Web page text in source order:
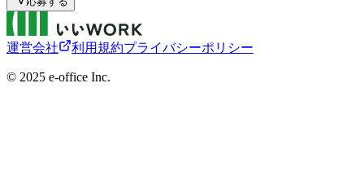
運営会社 利用規約プライバシーポリシー
©︎ 2025 e-office Inc.